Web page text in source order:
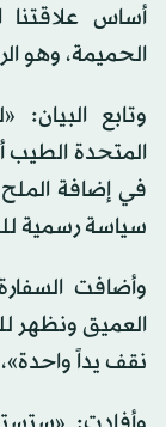
أساس
الحميمة، وهو
وتابع
المتحدة الطيب
في إضافة
سياسة رسمية
وأضافت
العميق ونظهر
نقف يداً واحدة»،